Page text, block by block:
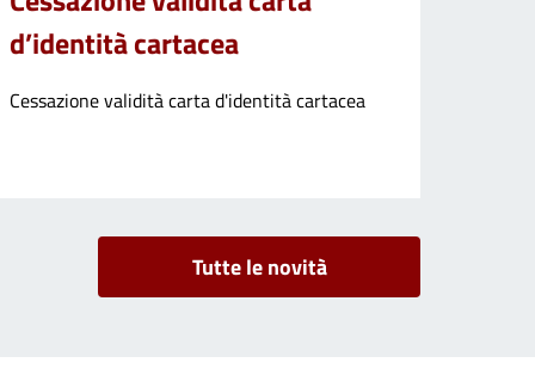
d’identità cartacea
Cessazione validità carta d'identità cartacea
Tutte le novità